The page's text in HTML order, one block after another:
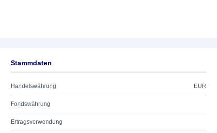
Stammdaten
Handelswährung EUR
Fondswährung
Ertragsverwendung